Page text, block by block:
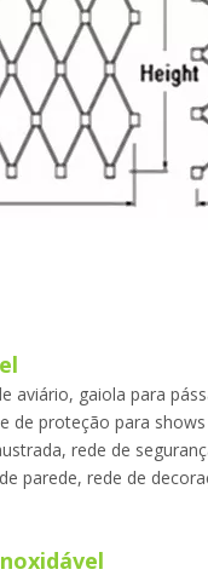
aviário, gaiola para
de proteção para
rede de
parede, rede de